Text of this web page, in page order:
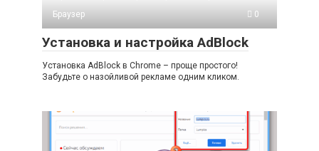
Браузер
0
Установка и настройка AdBlock
Установка AdBlock в Chrome – проще простого!
Забудьте о назойливой рекламе одним кликом.